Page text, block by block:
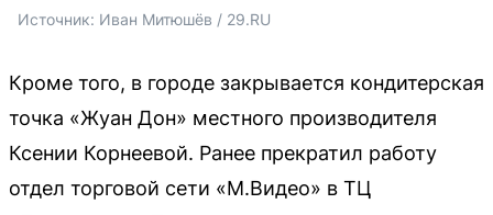
Источник: Иван Митюшёв / 29.RU
Кроме того, в городе закрывается кондитерская
точка «Жуан Дон» местного производителя
Ксении Корнеевой. Ранее прекратил работу
отдел торговой сети «М.Видео» в ТЦ